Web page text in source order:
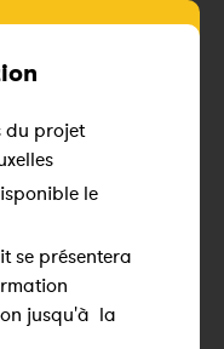
du projet
le
se présentera
jusqu'à la